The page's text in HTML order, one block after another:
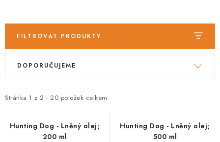
FILTROVAT PRODUKTY
V
i
p
Stránka 1 z 2 - 20 položek celkem
Ř
e
DOPORUČUJEME
Hunting Dog - Lněný olej;
200 ml
Hunting Dog - Lněný olej;
500 ml